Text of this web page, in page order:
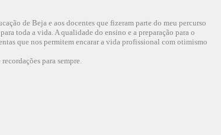
de Beja e aos docentes que fizeram parte do meu percurso
toda a vida. A qualidade do ensino e a preparação para o
que nos permitem encarar a vida profissional com otimismo
para sempre.